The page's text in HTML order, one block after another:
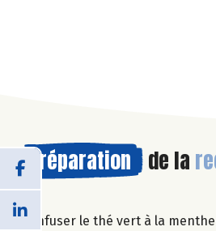
Préparation de la
Infuser le thé vert à la